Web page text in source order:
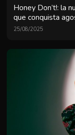
Honey Don’t!: la
que conquista
25/08/2025